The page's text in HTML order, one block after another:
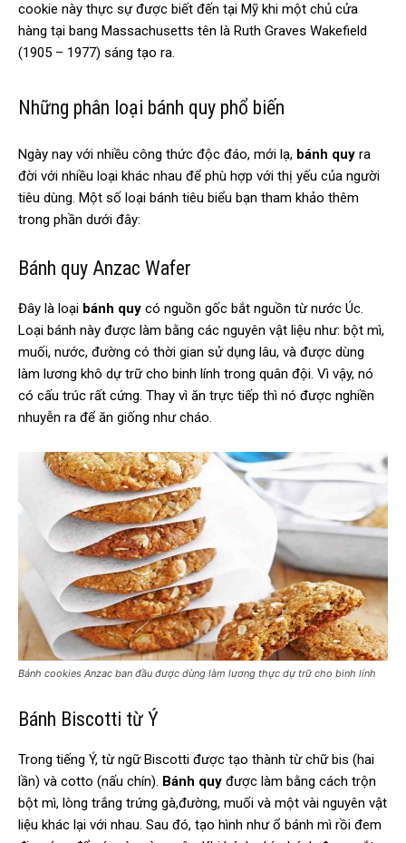
cookie này thực sự được biết đến tại Mỹ khi một chủ cửa
hàng tại bang Massachusetts tên là Ruth Graves Wakefield
(1905 – 1977) sáng tạo ra.
Những phân loại bánh quy phổ biến
Ngày nay với nhiều công thức độc đáo, mới lạ, bánh quy ra
đời với nhiều loại khác nhau để phù hợp với thị yếu của người
tiêu dùng. Một số loại bánh tiêu biểu bạn tham khảo thêm
trong phần dưới đây:
Bánh quy Anzac Wafer
Đây là loại bánh quy có nguồn gốc bắt nguồn từ nước Úc.
Loại bánh này được làm bằng các nguyên vật liệu như: bột mì,
muối, nước, đường có thời gian sử dụng lâu, và được dùng
làm lương khô dự trữ cho binh lính trong quân đội. Vì vậy, nó
có cấu trúc rất cứng. Thay vì ăn trực tiếp thì nó được nghiền
nhuyễn ra để ăn giống như cháo.
Bánh cookies Anzac ban đầu được dùng làm lương thực dự trữ cho binh lính
Bánh Biscotti từ Ý
Trong tiếng Ý, từ ngữ Biscotti được tạo thành từ chữ bis (hai
lần) và cotto (nấu chín). Bánh quy được làm bằng cách trộn
bột mì, lòng trắng trứng gà,đường, muối và một vài nguyên vật
liệu khác lại với nhau. Sau đó, tạo hình như ổ bánh mì rồi đem